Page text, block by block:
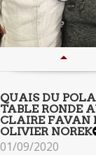
QUAIS DU
TABLE RONDE
CLAIRE FAVAN
OLIVIER NOREK
01/09/2020